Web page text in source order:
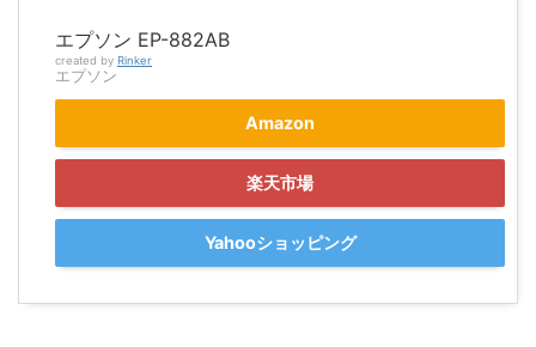
エプソン EP-882AB
created by Rinker
エプソン
Amazon
楽天市場
Yahooショッピング